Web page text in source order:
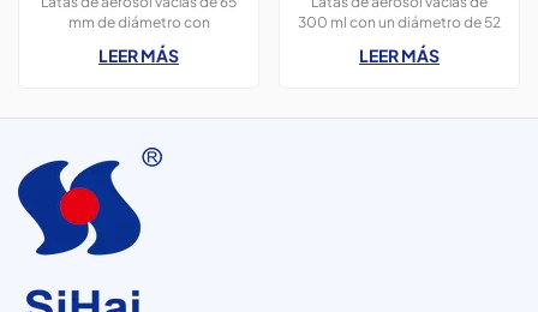
CMYK de 300 ml para
mm de diámetro con
impresión en colores CMYK de
400 ml para pintura en
LEER MÁS
300 ml.
300 ml con un diámetro de 52
mm y colores de impresión
OEM, utilizadas para
LEER MÁS